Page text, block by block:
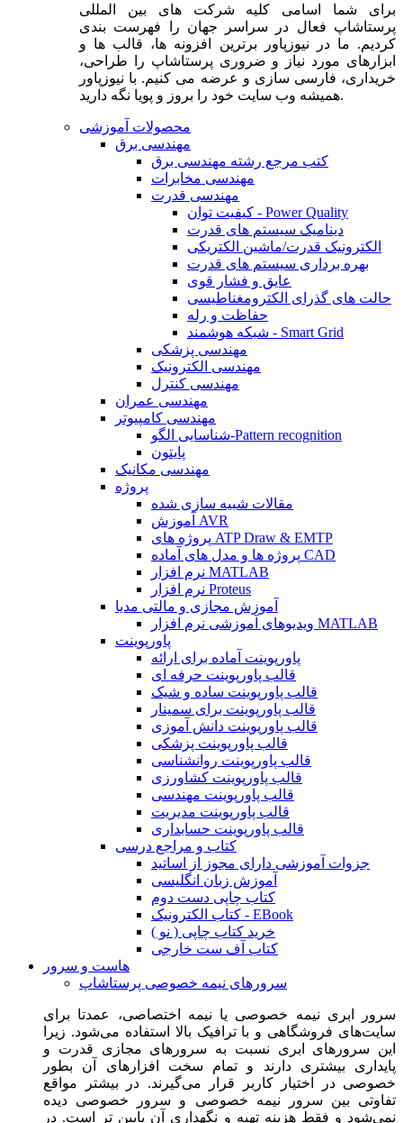
برای شما اسامی کلیه شرکت های بین المللی
پرستاشاپ فعال در سراسر جهان را فهرست بندی
کردیم. ما در نیوزپاور برترین افزونه ها، قالب ها و
ابزارهای مورد نیاز و ضروری پرستاشاپ را طراحی،
خریداری، فارسی سازی و عرضه می کنیم. با نیوزپاور
همیشه وب سایت خود را بروز و پویا نگه دارید.
محصولات آموزشی
مهندسی برق
کتب مرجع رشته مهندسی برق
مهندسی مخابرات
مهندسی قدرت
کیفیت توان - Power Quality
دینامیک سیستم های قدرت
الکترونیک قدرت/ماشین الکتریکی
بهره برداری سیستم های قدرت
عایق و فشار قوی
حالت های گذرای الکترومغناطیسی
حفاظت و رله
شبکه هوشمند - Smart Grid
مهندسی پزشکی
مهندسی الکترونیک
مهندسی کنترل
مهندسی عمران
مهندسی کامپیوتر
شناسایی الگو-Pattern recognition
پایتون
مهندسی مکانیک
پروژه
مقالات شبیه سازی شده
آموزش AVR
پروژه های ATP Draw & EMTP
پروژه ها و مدل های آماده CAD
نرم افزار MATLAB
نرم افزار Proteus
آموزش مجازی و مالتی مدیا
ویدیوهای آموزشی نرم افزار MATLAB
پاورپوینت
پاورپوینت آماده برای ارائه
قالب پاورپوینت حرفه ای
قالب پاورپوینت ساده و شیک
قالب پاورپوینت برای سمینار
قالب پاورپوینت دانش آموزی
قالب پاورپوینت پزشکی
قالب پاورپوینت روانشناسی
قالب پاورپوینت کشاورزی
قالب پاورپوینت مهندسی
قالب پاورپوینت مدیریت
قالب پاورپوینت حسابداری
کتاب و مراجع درسی
جزوات آموزشی دارای مجوز از اساتید
آموزش زبان انگلیسی
کتاب چاپی دست دوم
کتاب الکترونیک - EBook
خرید کتاب چاپی ( نو )
کتاب آف ست خارجی
هاست و سرور
سرورهای نیمه خصوصی پرستاشاپ
سرور ابری نیمه خصوصی یا نیمه اختصاصی، عمدتا برای
سایت‌های فروشگاهی و با ترافیک بالا استفاده می‌شود. زیرا
این سرورهای ابری نسبت به سرورهای مجازی قدرت و
پایداری بیشتری دارند و تمام سخت افزارهای آن بطور
خصوصی در اختیار کاربر قرار می‌گیرند. در بیشتر مواقع
تفاوتی بین سرور نیمه خصوصی و سرور خصوصی دیده
نمی‌شود و فقط هزینه تهیه و نگهداری آن پایین تر است. در